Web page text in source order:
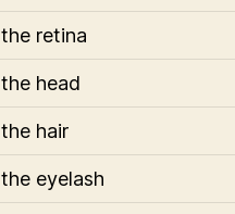
the retina
the head
the hair
the eyelash